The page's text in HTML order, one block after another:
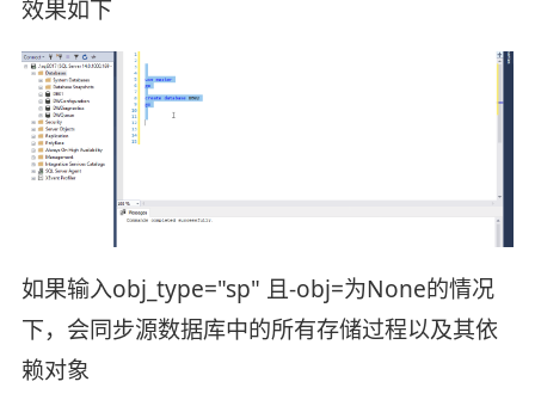
效果如下
如果输入obj_type="sp" 且-obj=为None的情况
下，会同步源数据库中的所有存储过程以及其依
赖对象